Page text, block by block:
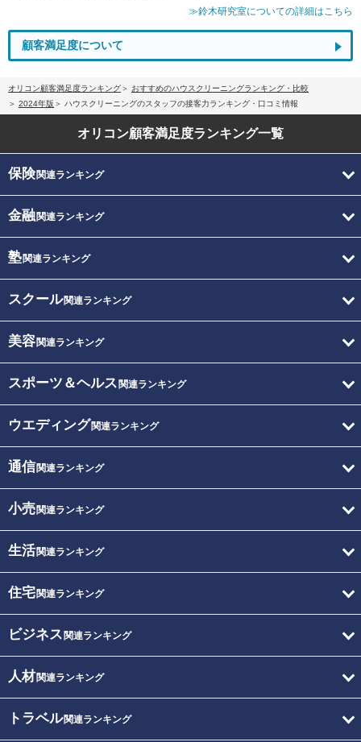
≫鈴木研究室についての詳細はこちら
顧客満足度について
オリコン顧客満足度ランキング
おすすめのハウスクリーニングランキング・比較
2024年版
ハウスクリーニングのスタッフの接客力ランキング・口コミ情報
オリコン顧客満足度ランキング一覧
保険関連ランキング
金融関連ランキング
塾関連ランキング
スクール関連ランキング
美容関連ランキング
スポーツ＆ヘルス 関連ランキング
ウエディング関連ランキング
通信関連ランキング
小売関連ランキング
生活関連ランキング
住宅関連ランキング
ビジネス 関連ランキング
人材関連ランキング
トラベル関連ランキング